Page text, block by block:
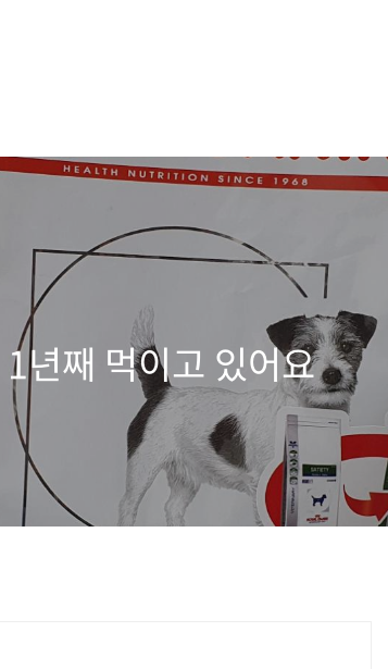
년째 먹이고 있어요